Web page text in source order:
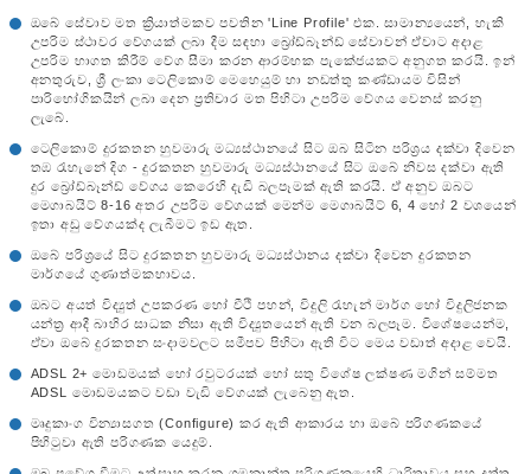
ඔබේ සේවාව මත ක්‍රියාත්මකව පවතින 'Line Profile' එක. සාමාන්‍යයෙන්, හැකි
උපරිම ස්ථාවර වේගයක් ලබා දීම සඳහා බ්‍රෝඩ්බෑන්ඩ් සේවාවන් ඒවාට අදාළ
උපරිම භාගත කිරීම් වේග සීමා කරන ආරම්භක පැකේජයකට අනුගත කරයි. ඉන්
අනතුරුව, ශ්‍රී ලංකා ටෙලිකොම් මෙහෙයුම් හා නඩත්තු කණ්ඩායම විසින්
පාරිභෝගිකයින් ලබා දෙන ප්‍රතිචාර මත පිහිටා උපරිම වේගය වෙනස් කරනු
ලැබේ.
ටෙලිකොම් දුරකතන හුවමාරු මධ්‍යස්ථානයේ සිට ඔබ සිටින පරිශ්‍රය දක්වා දිවෙන
තඹ රැහැනේ දිග - දුරකතන හුවමාරු මධ්‍යස්ථානයේ සිට ඔබේ නිවස දක්වා ඇති
දුර බ්‍රෝඩ්බෑන්ඩ් වේගය කෙරෙහි දැඩි බලපෑමක් ඇති කරයි. ඒ අනුව ඔබට
මෙගාබයිට් 8-16 අතර උපරිම වේගයක් මෙන්ම මෙගාබයිට් 6, 4 හෝ 2 වශයෙන්
ඉතා අඩු වේගයක්ද ලැබීමට ඉඩ ඇත.
ඔබේ පරිශ්‍රයේ සිට දුරකතන හුවමාරු මධ්‍යස්ථානය දක්වා දිවෙන දුරකතන
මාර්ගයේ ගුණාත්මකභාවය.
ඔබට අයත් විද්‍යුත් උපකරණ හෝ වීථි පහන්, විදුලි රැහැන් මාර්ග හෝ විදුලිජනක
යන්ත්‍ර ආදී බාහිර සාධක නිසා ඇති විද්‍යුතයෙන් ඇති වන බලපෑම. විශේෂයෙන්ම,
ඒවා ඔබේ දුරකතන සංදාමවලට සමීපව පිහිටා ඇති විට මෙය වඩාත් අදාළ වෙයි.
ADSL 2+ මොඩමයක් හෝ රවුටරයක් හෝ සතු විශේෂ ලක්ෂණ මගින් සම්මත
ADSL මොඩමයකට වඩා වැඩි වේගයක් ලැබෙනු ඇත.
මෘදුකාංග වින්‍යාසගත (Configure) කර ඇති ආකාරය හා ඔබේ පරිගණකයේ
පිහිටුවා ඇති පරිගණක යෙදුම්.